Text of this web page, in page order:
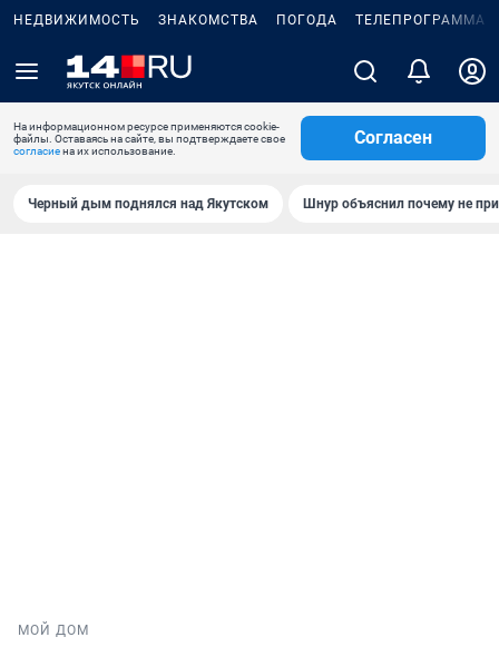
НЕДВИЖИМОСТЬ ЗНАКОМСТВА ПОГОДА ТЕЛЕПРОГРАММА
На информационном ресурсе применяются cookie-
файлы. Оставаясь на сайте, вы подтверждаете свое
согласиена их использование.
Согласен
Черный дым поднялся над Якутском Шнур объяснил почему не
МОЙ ДОМ